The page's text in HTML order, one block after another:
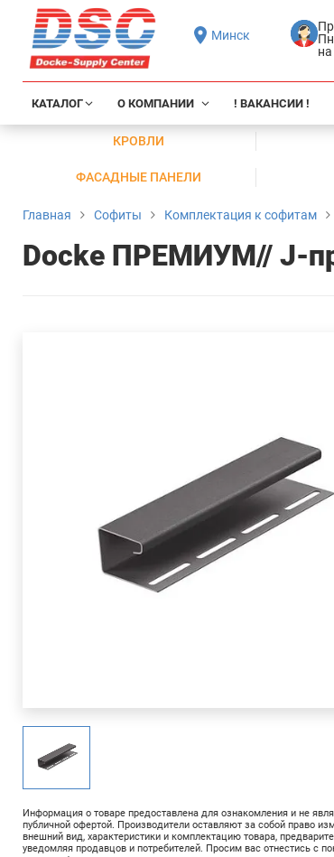
Минск
Пн
КАТАЛОГ О КОМПАНИИ ! ВАКАНСИИ !
КРОВЛИ
ФАСАДНЫЕ ПАНЕЛИ
Главная Софиты Комплектация к софитам
Docke ПРЕМИУМ// J-
Информация о товаре предоставлена для ознакомления и не
публичной офертой. Производители оставляют за собой право
внешний вид, характеристики и комплектацию товара,
уведомляя продавцов и потребителей. Просим вас отнестись с